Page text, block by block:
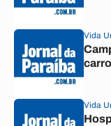
Vida
Vida